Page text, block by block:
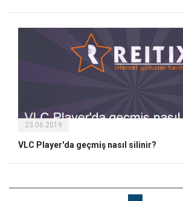
23.06.2019
VLC Player'da geçmiş nasıl silinir?